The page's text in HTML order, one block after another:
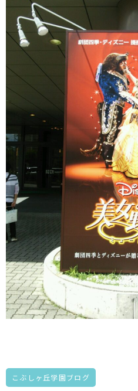
こぶしヶ丘学園ブログ